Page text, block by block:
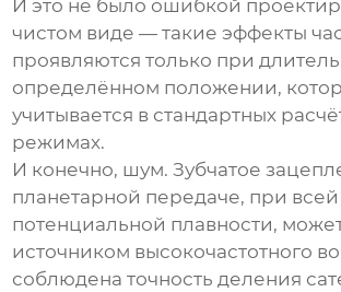
И это не было ошибкой
чистом виде — такие эффекты
проявляются только при
определённом положении,
учитывается в стандартных
режимах.
И конечно, шум. Зубчатое
планетарной передаче, при
потенциальной плавности, может
источником высокочастотного
соблюдена точность деления